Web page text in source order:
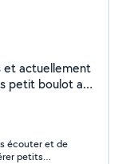
et actuellement
petit boulot afin
de vous
écouter et de
petits